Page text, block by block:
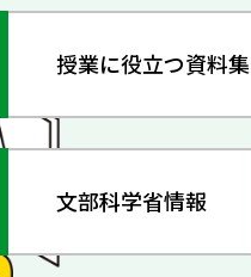
授業に役立つ資料集
文部科学省情報